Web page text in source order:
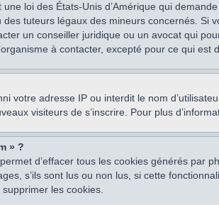
loi des États-Unis d’Amérique qui
tuteurs légaux des mineurs concernés. Si
un conseiller juridique ou un avocat qui
à contacter, excepté pour ce qui est
votre adresse IP ou interdit le nom
visiteurs de s’inscrire. Pour plus
» ?
d’effacer tous les cookies générés
s’ils sont lus ou non lus, si cette
les cookies.